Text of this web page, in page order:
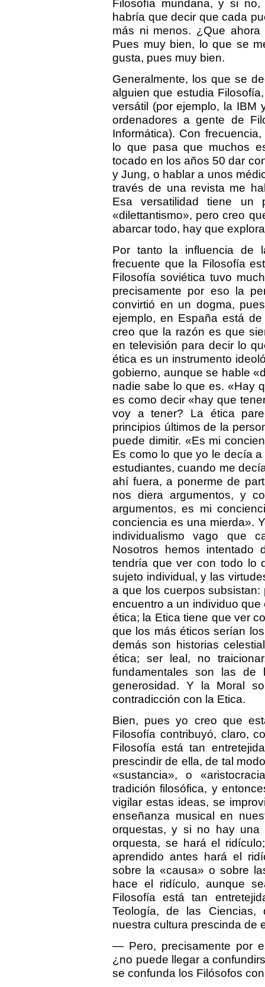
Filosofía mundana, y si
habría que decir que cada
más ni menos. ¿Que
Pues muy bien, lo que se
gusta, pues muy bien.
Generalmente, los que se
alguien que estudia
versátil (por ejemplo, la IBM
ordenadores a gente de
Informática). Con
lo que pasa que muchos
tocado en los años 50 dar
y Jung, o hablar a unos
través de una revista me
Esa versatilidad tiene un
«dilettantismo», pero creo
abarcar todo, hay que
Por tanto la influencia de
frecuente que la Filosofía
Filosofía soviética tuvo
precisamente por eso la
convirtió en un dogma,
ejemplo, en España está
creo que la razón es que
en televisión para decir lo
ética es un instrumento
gobierno, aunque se hable
nadie sabe lo que es. «Hay
es como decir «hay que
voy a tener? La ética
principios últimos de la
puede dimitir. «Es mi
Es como lo que yo le decía
estudiantes, cuando me
ahí fuera, a ponerme de
nos diera argumentos, y
argumentos, es mi
conciencia es una mierda».
individualismo vago que
Nosotros hemos intentado
tendría que ver con todo lo
sujeto individual, y las
a que los cuerpos
encuentro a un individuo
ética; la Etica tiene que ver
que los más éticos serían
demás son historias
ética; ser leal, no
fundamentales son las
generosidad. Y la Moral
contradicción con la Etica.
Bien, pues yo creo que
Filosofía contribuyó, claro,
Filosofía está tan
prescindir de ella, de tal
«sustancia», o
tradición filosófica, y
vigilar estas ideas, se
enseñanza musical en
orquestas, y si no hay una
orquesta, se hará el
aprendido antes hará el
sobre la «causa» o sobre
hace el ridículo, aunque
Filosofía está tan
Teología, de las Ciencias,
nuestra cultura prescinda de
— Pero, precisamente por
¿no puede llegar a
se confunda los Filósofos